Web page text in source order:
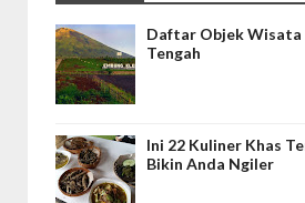
Daftar Objek Wisata
Tengah
Ini 22 Kuliner Khas
Bikin Anda Ngiler